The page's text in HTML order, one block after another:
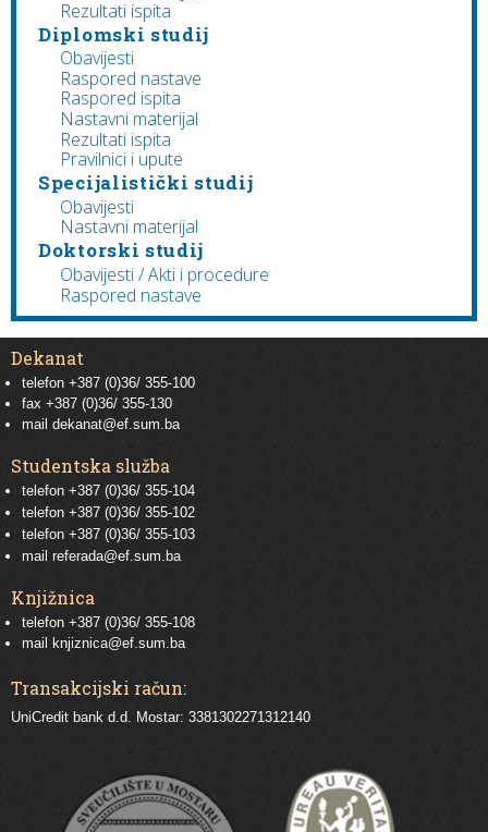
Rezultati ispita
Diplomski studij
Obavijesti
Raspored nastave
Raspored ispita
Nastavni materijal
Rezultati ispita
Pravilnici i upute
Specijalistički studij
Obavijesti
Nastavni materijal
Doktorski studij
Obavijesti / Akti i procedure
Raspored nastave
Dekanat
telefon +387 (0)36/ 355-100
fax +387 (0)36/ 355-130
mail dekanat@ef.sum.ba
Studentska služba
telefon +387 (0)36/ 355-104
telefon +387 (0)36/ 355-102
telefon +387 (0)36/ 355-103
mail referada@ef.sum.ba
Knjižnica
telefon +387 (0)36/ 355-108
mail knjiznica@ef.sum.ba
Transakcijski račun:
UniCredit bank d.d. Mostar: 3381302271312140